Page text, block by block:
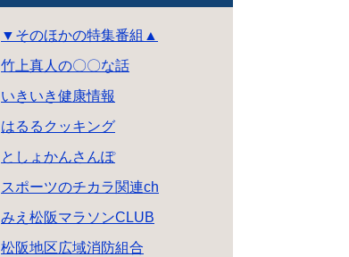
▼そのほかの特集番組▲
竹上真人の〇〇な話
いきいき健康情報
はるるクッキング
としょかんさんぽ
スポーツのチカラ関連ch
みえ松阪マラソンCLUB
松阪地区広域消防組合